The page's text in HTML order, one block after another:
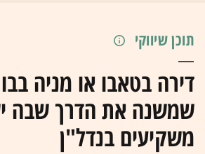
תוכן שיווקי
דירה בטאבו או מניה
שמשנה את הדרך שבה
משקיעים בנדל"ן